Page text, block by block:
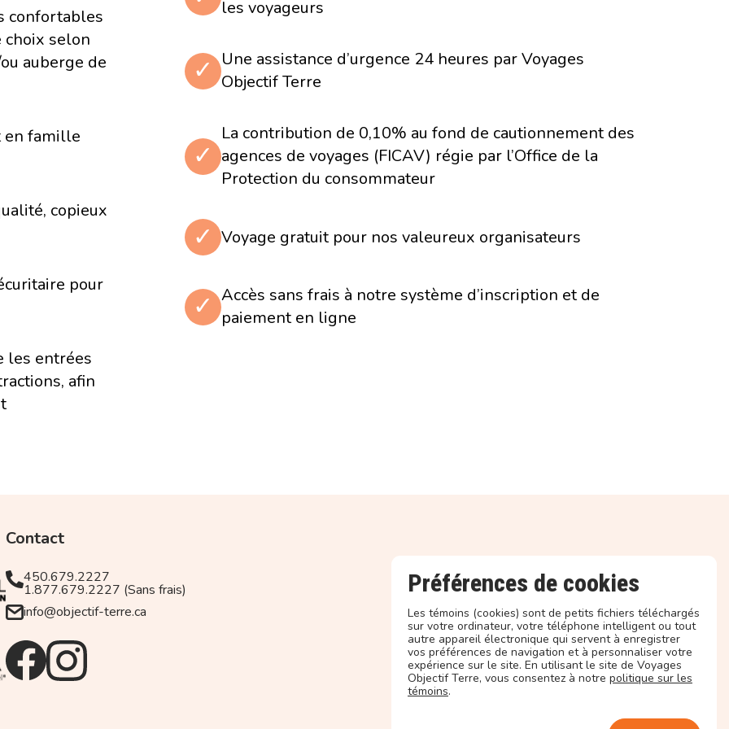
ville entourée de
l'une des
tours qui
qui présente une
et les instruments de
la basilique Saint-
Michel-Ange au
Antique et qui n'a
riches touristes du
où trône en son
confortables
choix selon
auberge de
en famille
copieux
pour
les entrées
afin
les voyageurs
✓
Une assistance d’urgence 24 heures par Voyages
Objectif Terre
✓
La contribution de 0,10% au fond de cautionnement des
agences de voyages (FICAV) régie par l’Office de la
Protection du consommateur
✓ Voyage gratuit pour nos valeureux organisateurs
✓ Accès sans frais à notre système d’inscription et de
paiement en ligne
Contact
450.679.2227
1.877.679.2227 (Sans frais)
info@objectif-terre.ca
Préférences de cookies
Les témoins (cookies) sont de petits fichiers téléchargés
sur votre ordinateur, votre téléphone intelligent ou tout
autre appareil électronique qui servent à enregistrer
vos préférences de navigation et à personnaliser votre
expérience sur le site. En utilisant le site de Voyages
Objectif Terre, vous consentez à notre politique sur les
témoins.